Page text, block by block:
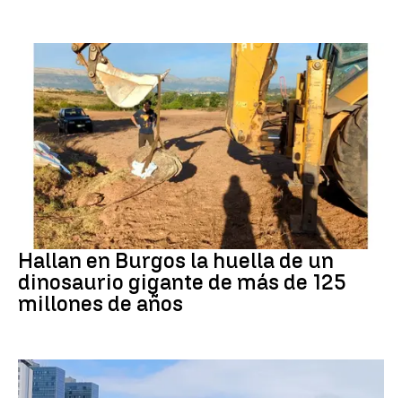
Dinosaurios
Hallan en Burgos la huella de un
dinosaurio gigante de más de 125
millones de años